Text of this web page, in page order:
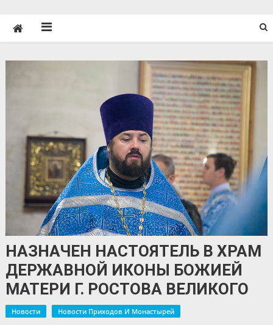
НАЗНАЧЕН НАСТОЯТЕЛЬ В ХРАМ
ДЕРЖАВНОЙ ИКОНЫ БОЖИЕЙ
МАТЕРИ Г. РОСТОВА ВЕЛИКОГО
Новости Новости Приходов И Монастырей